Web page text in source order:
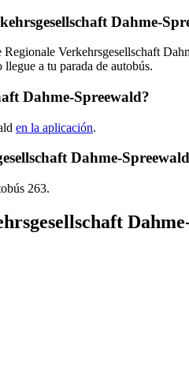
Dahme-
Verkehrsgesellschaft
a tu parada de autobús.
Dahme-Spreewald?
en la aplicación.
Dahme-
263.